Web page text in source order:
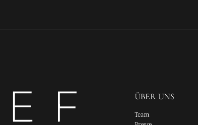
ÜBER UNS
Team